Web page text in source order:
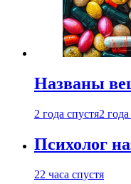
Названы
2 года спустя2
Психолог
22 часа спустя